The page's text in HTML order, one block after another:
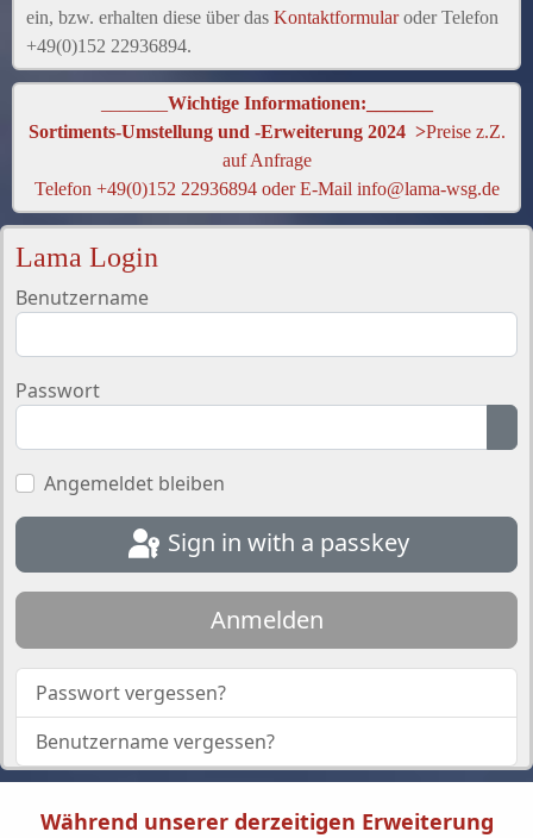
ein, bzw. erhalten diese über das Kontaktformularoder Telefon
+49(0)152 22936894.
Wichtige Informationen:_______
Sortiments-Umstellung und -Erweiterung 2024 >Preise z.Z.
auf Anfrage
Telefon +49(0)152 22936894 oder E-Mail info@lama-wsg.de
Lama Login
Benutzername
Passwort
Angemeldet bleiben
Sign in with a passkey
Anmelden
Passwort vergessen?
Benutzername vergessen?
Während unserer derzeitigen Erweiterung